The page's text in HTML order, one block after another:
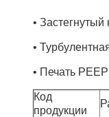
•
•
• Печать
Код
продукции